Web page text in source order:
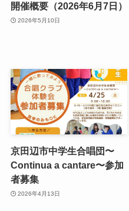
開催概要（2026年6月7日）
2026年5月10日
京田辺市中学生合唱団〜
Continua a cantare〜参加
者募集
2026年4月13日